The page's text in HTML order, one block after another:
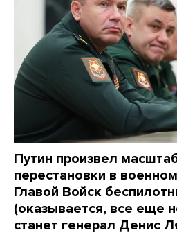
Путин произвел
перестановки в
Главой Войск
(оказывается, все еще
станет генерал Денис